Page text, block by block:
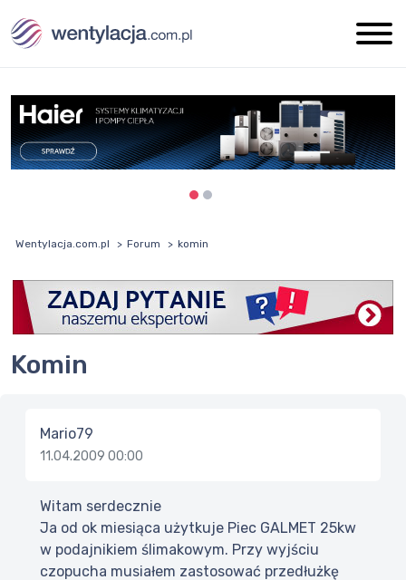
Wentylacja.com.pl Forum komin
komin
Mario79
11.04.2009 00:00
Witam serdecznie
Ja od ok miesiąca użytkuje Piec GALMET 25kw
w podajnikiem ślimakowym. Przy wyjściu
czopucha musiałem zastosować przedłużkę